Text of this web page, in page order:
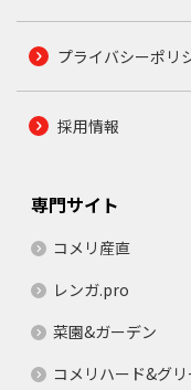
プライバシーポリ
採用情報
専門サイト
コメリ産直
レンガ.pro
菜園&ガーデン
コメリハード&グリ